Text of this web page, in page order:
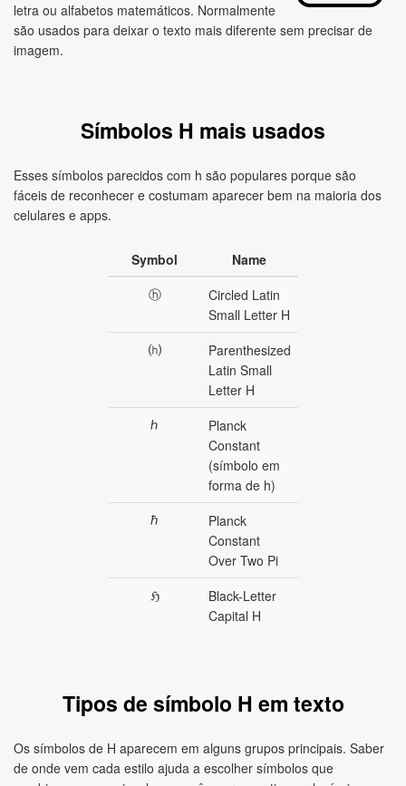
letra ou alfabetos matemáticos. Normalmente
são usados para deixar o texto mais diferente sem precisar de
imagem.
Símbolos H mais usados
Esses símbolos parecidos com h são populares porque são
fáceis de reconhecer e costumam aparecer bem na maioria dos
celulares e apps.
Symbol
Name
ⓗ
Circled Latin
Small Letter H
⒣
Parenthesized
Latin Small
Letter H
ℎ
Planck
Constant
(símbolo em
forma de h)
ℏ
Planck
Constant
Over Two Pi
ℌ
Black-Letter
Capital H
Tipos de símbolo H em texto
Os símbolos de H aparecem em alguns grupos principais. Saber
de onde vem cada estilo ajuda a escolher símbolos que